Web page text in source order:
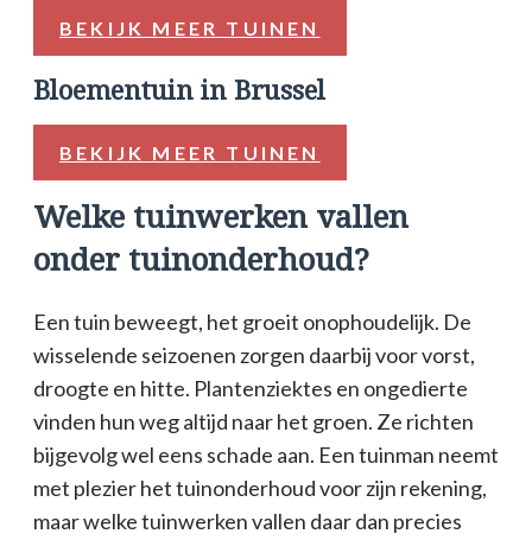
BEKIJK MEER TUINEN
Bloementuin in Brussel
BEKIJK MEER TUINEN
Welke tuinwerken vallen
onder tuinonderhoud?
Een tuin beweegt, het groeit onophoudelijk. De
wisselende seizoenen zorgen daarbij voor vorst,
droogte en hitte. Plantenziektes en ongedierte
vinden hun weg altijd naar het groen. Ze richten
bijgevolg wel eens schade aan. Een tuinman neemt
met plezier het tuinonderhoud voor zijn rekening,
maar welke tuinwerken vallen daar dan precies